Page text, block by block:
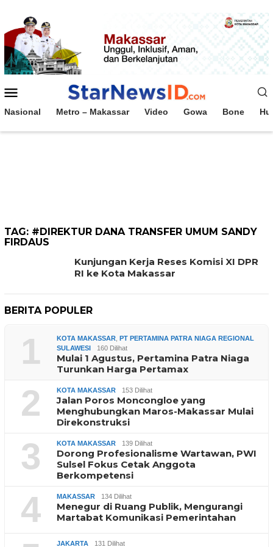
konten
Mobile
Nasional Metro – Makassar Video Gowa Bone
TAG: #DIREKTUR DANA TRANSFER UMUM SANDY
FIRDAUS
Kunjungan Kerja Reses Komisi XI DPR
RI ke Kota Makassar
BERITA POPULER
1 KOTA MAKASSAR PT PERTAMINA PATRA NIAGA REGIONAL
SULAWESI
160 Dilihat
Mulai 1 Agustus, Pertamina Patra Niaga
Turunkan Harga Pertamax
2 KOTA MAKASSAR 153 Dilihat
Jalan Poros Moncongloe yang
Menghubungkan Maros-Makassar Mulai
Direkonstruksi
3 KOTA MAKASSAR 139 Dilihat
Dorong Profesionalisme Wartawan, PWI
Sulsel Fokus Cetak Anggota
Berkompetensi
4 MAKASSAR 134 Dilihat
Menegur di Ruang Publik, Mengurangi
Martabat Komunikasi Pemerintahan
JAKARTA 131 Dilihat